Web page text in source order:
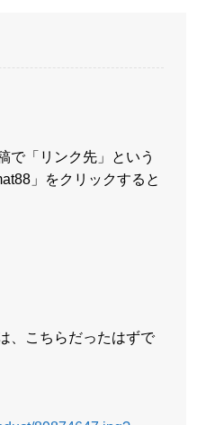
で「リンク先」という
」をクリックすると
、こちらだったはずで